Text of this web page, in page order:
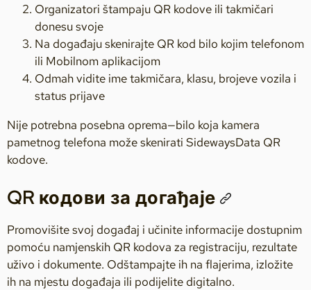
Organizatori štampaju QR kodove ili takmičari
donesu svoje
Na događaju skenirajte QR kod bilo kojim telefonom
ili Mobilnom aplikacijom
Odmah vidite ime takmičara, klasu, brojeve vozila i
status prijave
Nije potrebna posebna oprema—bilo koja kamera
pametnog telefona može skenirati SidewaysData QR
kodove.
QR кодови за догађаје
Promovišite svoj događaj i učinite informacije dostupnim
pomoću namjenskih QR kodova za registraciju, rezultate
uživo i dokumente. Odštampajte ih na flajerima, izložite
ih na mjestu događaja ili podijelite digitalno.